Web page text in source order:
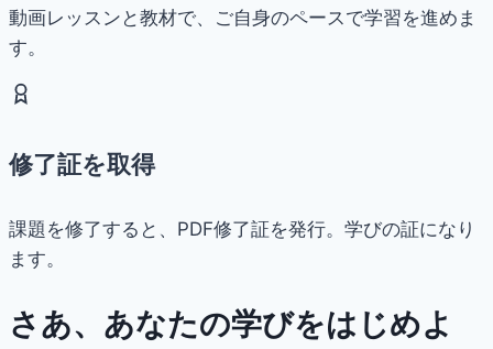
動画レッスンと教材で、ご自身のペースで学習を進めま
す。
修了証を取得
課題を修了すると、PDF修了証を発行。学びの証になり
ます。
さあ、あなたの学びをはじめよ